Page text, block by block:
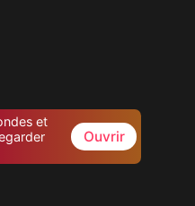
et
Ouvrir